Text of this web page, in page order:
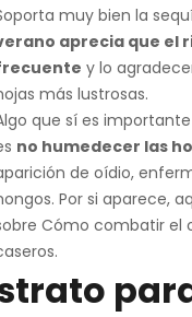
muy bien la
aprecia que el
y lo
más lustrosas.
que sí es
no humedecer las
de oídio,
Por si aparece,
Cómo combatir el